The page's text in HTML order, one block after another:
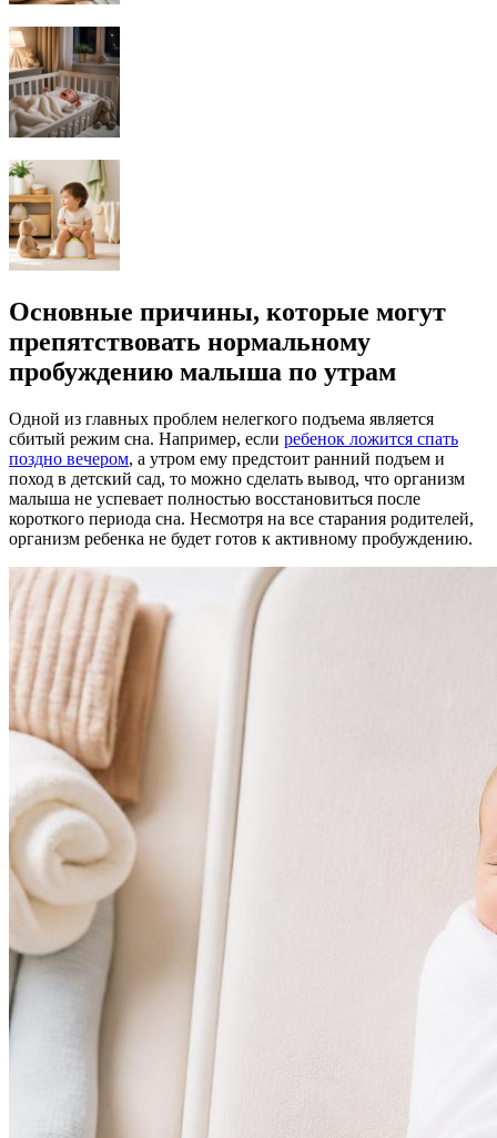
Основные причины, которые могут
препятствовать нормальному
пробуждению малыша по утрам
Одной из главных проблем нелегкого подъема является
сбитый режим сна. Например, если ребенок ложится спать
поздно вечером, а утром ему предстоит ранний подъем и
поход в детский сад, то можно сделать вывод, что организм
малыша не успевает полностью восстановиться после
короткого периода сна. Несмотря на все старания родителей,
организм ребенка не будет готов к активному пробуждению.